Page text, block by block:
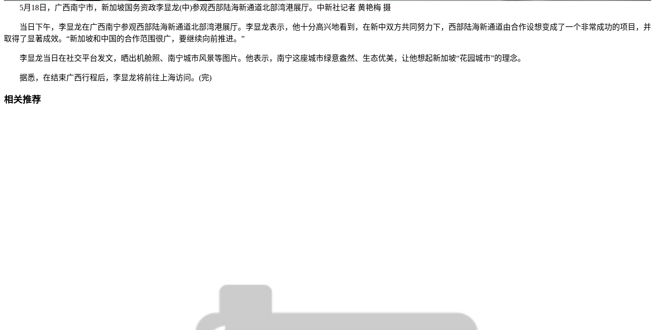
5月18日，广西南宁市，新加坡国务资政李显龙(中)参观西部陆海新通道北部湾港展厅。中新社记者 黄艳梅 摄
当日下午，李显龙在广西南宁参观西部陆海新通道北部湾港展厅。李显龙表示，他十分高兴地看到，在新中双方共同努力下，西部陆海新通道由合作设想变成了一个非常成功的项目，并
取得了显著成效。“新加坡和中国的合作范围很广，要继续向前推进。”
李显龙当日在社交平台发文，晒出机舱照、南宁城市风景等图片。他表示，南宁这座城市绿意盎然、生态优美，让他想起新加坡“花园城市”的理念。
据悉，在结束广西行程后，李显龙将前往上海访问。(完)
相关推荐